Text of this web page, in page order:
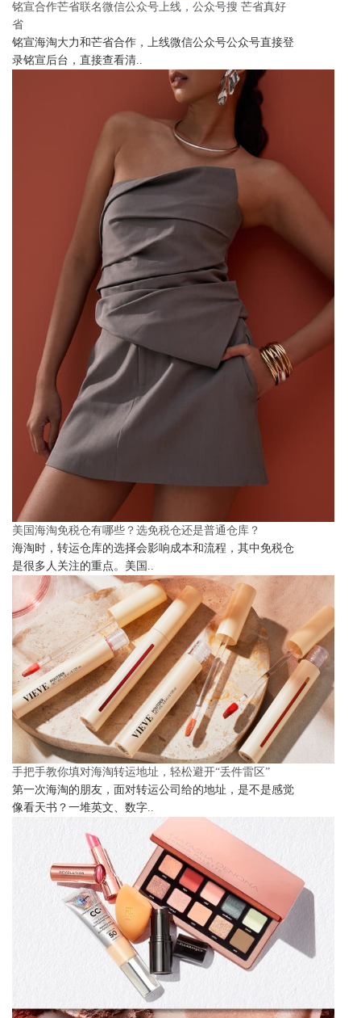
铭宣合作芒省联名微信公众号上线，公众号搜 芒省真好
省
铭宣海淘大力和芒省合作，上线微信公众号公众号直接登
录铭宣后台，直接查看清..
美国海淘免税仓有哪些？选免税仓还是普通仓库？
海淘时，转运仓库的选择会影响成本和流程，其中免税仓
是很多人关注的重点。美国..
手把手教你填对海淘转运地址，轻松避开“丢件雷区”
第一次海淘的朋友，面对转运公司给的地址，是不是感觉
像看天书？一堆英文、数字..